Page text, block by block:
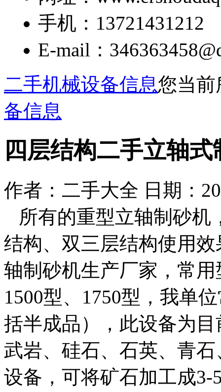
手机：13721431212
E-mail：
二手机械设备信息您当
备信息
四层结构二手立轴
作者：二手大全 日期：
所有的重型立轴制砂机
结构、双三层结构使用
轴制砂机生产厂家，常
1500型、1750型，我单
括半成品），此设备为
武岩、硅石、石英、青
设备，可将矿石加工成3-